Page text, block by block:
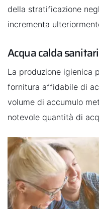
della stratificazione
incrementa
Acqua calda
La produzione igienica
fornitura affidabile di
volume di accumulo
notevole quantità di